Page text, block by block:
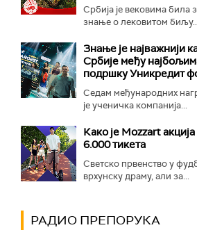
Србија је вековима била
знање о лековитом
Знање је најважнији
Србије међу
подршку Уникредит
Седам међународних
је ученичка компанија...
Како је Mozzart
6.000 тикета
Светско првенство у
врхунску драму, али за...
РАДИО ПРЕПОРУКА